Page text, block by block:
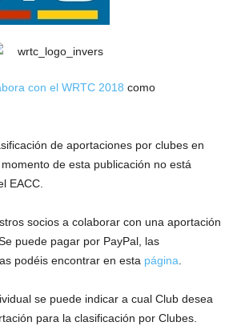
con el WRTC 2018 como
de aportaciones por clubes en
momento de esta publicación no está
EACC.
socios a colaborar con una aportación
puede pagar por PayPal, las
podéis encontrar en esta página
se puede indicar a cual Club desea
para la clasificación por Clubes.